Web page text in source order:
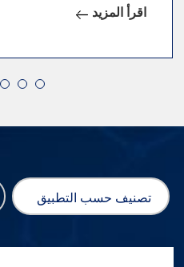
اقرأ المزيد
تصنيف حسب التطبيق